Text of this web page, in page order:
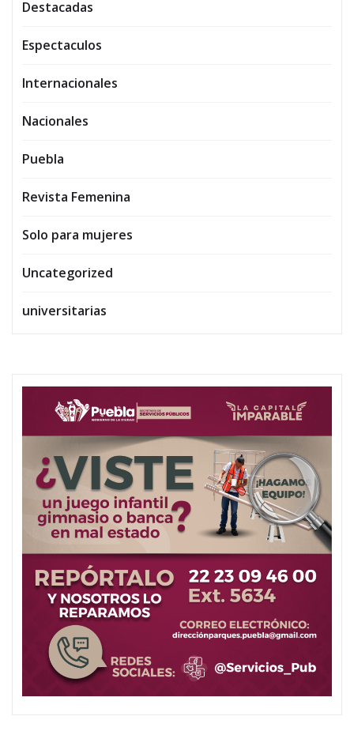
Destacadas
Espectaculos
Internacionales
Nacionales
Puebla
Revista Femenina
Solo para mujeres
Uncategorized
universitarias